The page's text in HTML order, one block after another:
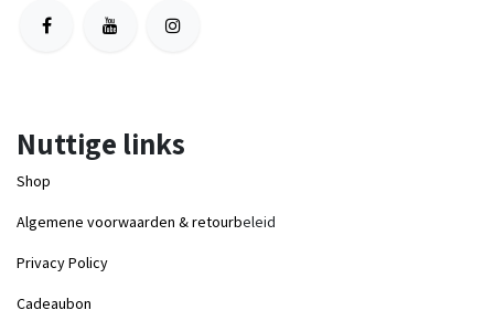
Nuttige links
Shop
Algemene voorwaarden & retourbeleid
Privacy Policy
Cadeaubon